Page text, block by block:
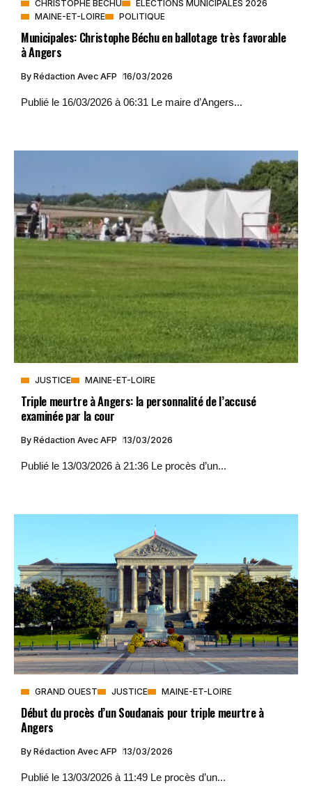
CHRISTOPHE BÉCHU
ELECTIONS MUNICIPALES 2026
MAINE-ET-LOIRE
POLITIQUE
Municipales: Christophe Béchu en ballotage très favorable
à Angers
By Rédaction Avec AFP 16/03/2026
Publié le 16/03/2026 à 06:31 Le maire d’Angers...
JUSTICE MAINE-ET-LOIRE
Triple meurtre à Angers: la personnalité de l’accusé
examinée par la cour
By Rédaction Avec AFP 13/03/2026
Publié le 13/03/2026 à 21:36 Le procès d’un...
GRAND OUEST JUSTICE MAINE-ET-LOIRE
Début du procès d’un Soudanais pour triple meurtre à
Angers
By Rédaction Avec AFP 13/03/2026
Publié le 13/03/2026 à 11:49 Le procès d’un...